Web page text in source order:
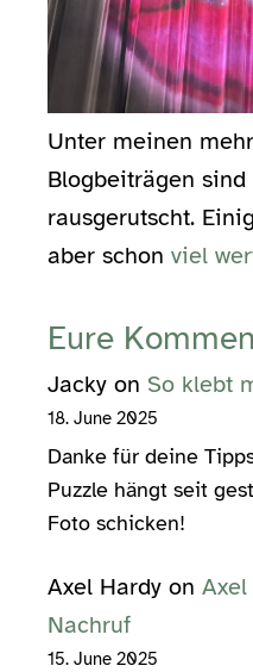
Unter meinen
Blogbeiträgen
rausgerutscht.
aber schon viel
Eure
Jacky on So klebt
18. June 2025
Danke für deine
Puzzle hängt seit
Foto schicken!
Axel Hardy on
Nachruf
15. June 2025